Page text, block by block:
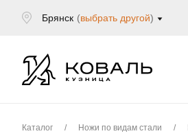
Брянск (выбрать другой)
Каталог / Ножи по видам стали /